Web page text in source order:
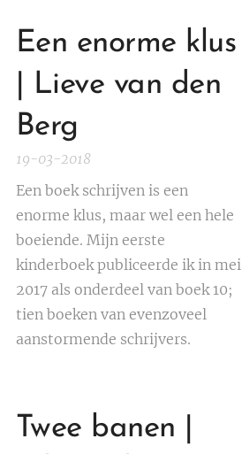
Een enorme klus
| Lieve van den
Berg
19-03-2018
Een boek schrijven is een
enorme klus, maar wel een hele
boeiende. Mijn eerste
kinderboek publiceerde ik in mei
2017 als onderdeel van boek 10;
tien boeken van evenzoveel
aanstormende schrijvers.
Twee banen |